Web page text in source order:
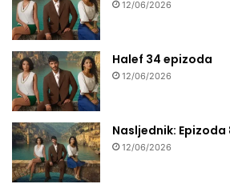
12/06/2026
Halef 34 epizoda
12/06/2026
Nasljednik: Epizoda
12/06/2026